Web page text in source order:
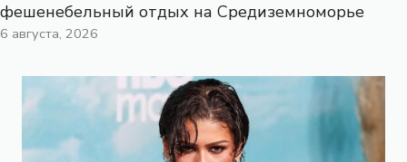
фешенебельный отдых на Средиземноморье
6 августа, 2026